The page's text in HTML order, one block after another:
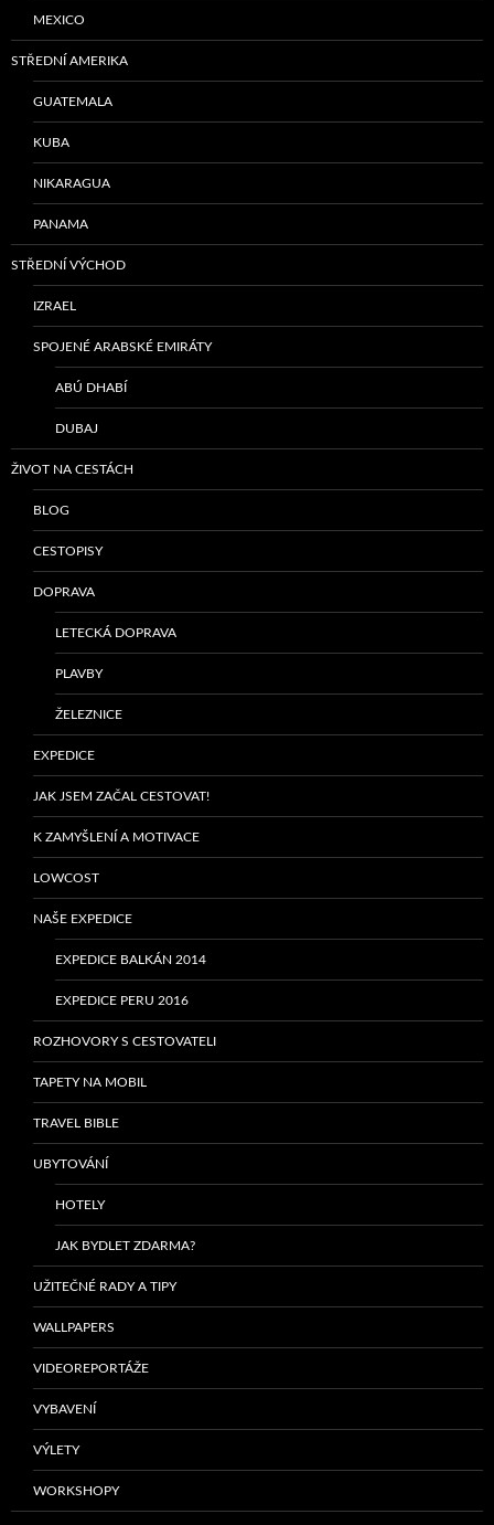
MEXICO
STŘEDNÍ AMERIKA
GUATEMALA
KUBA
NIKARAGUA
PANAMA
STŘEDNÍ VÝCHOD
IZRAEL
SPOJENÉ ARABSKÉ EMIRÁTY
ABÚ DHABÍ
DUBAJ
ŽIVOT NA CESTÁCH
BLOG
CESTOPISY
DOPRAVA
LETECKÁ DOPRAVA
PLAVBY
ŽELEZNICE
EXPEDICE
JAK JSEM ZAČAL CESTOVAT!
K ZAMYŠLENÍ A MOTIVACE
LOWCOST
NAŠE EXPEDICE
EXPEDICE BALKÁN 2014
EXPEDICE PERU 2016
ROZHOVORY S CESTOVATELI
TAPETY NA MOBIL
TRAVEL BIBLE
UBYTOVÁNÍ
HOTELY
JAK BYDLET ZDARMA?
UŽITEČNÉ RADY A TIPY
WALLPAPERS
VIDEOREPORTÁŽE
VYBAVENÍ
VÝLETY
WORKSHOPY